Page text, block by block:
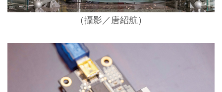
（攝影／唐紹航）